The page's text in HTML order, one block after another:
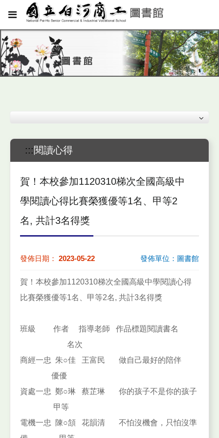
:::閱讀心得
賀！本校參加1120310梯次全國高級中
學閱讀心得比賽榮獲優等1名、甲等2
名, 共計3名得獎
發佈日期： 2023-05-22 發佈單位：圖書館
賀！本校參加1120310梯次全國高級中學閱讀心得
比賽榮獲優等1名、甲等2名, 共計3名得獎
班級 作者 指導老師 作品標題閱讀書名
名次
商經一忠 朱○佳 王富民
做自己最好的陪伴
優優
資處一忠 鄭○琳 蔡芷琳
你的孩子不是你的孩子
甲等
電機一忠
陳○頷 花韻清
不怕沒機會，只怕沒準